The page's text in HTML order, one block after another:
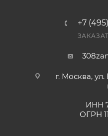
+7
г. Москва,
ИНН
ОГРН